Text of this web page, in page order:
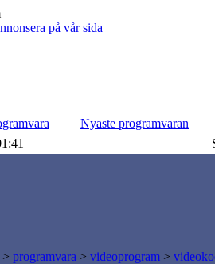
på vår sida
Nyaste programvaran
> programvara > videoprogram >